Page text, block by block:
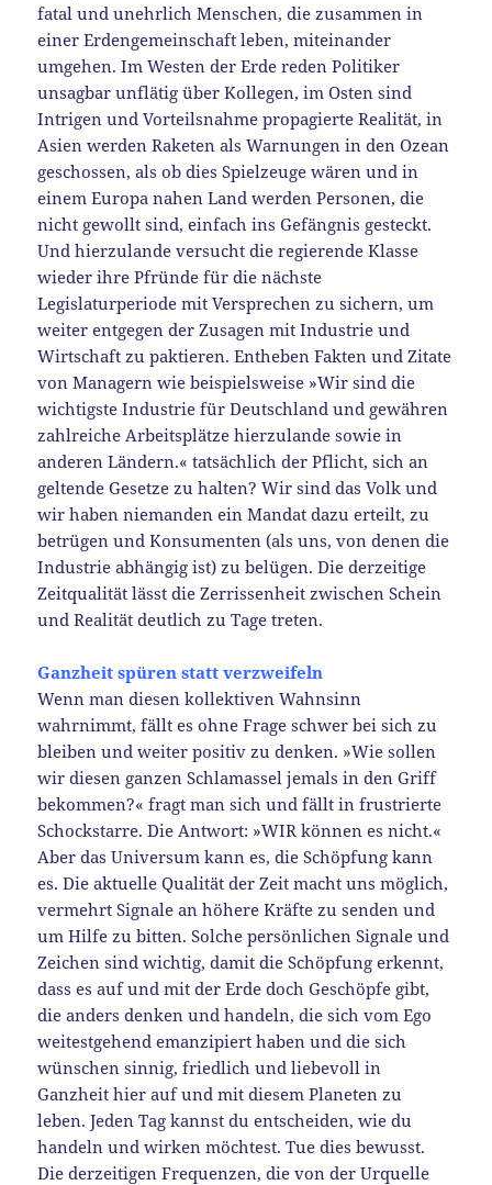
fatal und unehrlich Menschen, die zusammen in
einer Erdengemeinschaft leben, miteinander
umgehen. Im Westen der Erde reden Politiker
unsagbar unflätig über Kollegen, im Osten sind
Intrigen und Vorteilsnahme propagierte Realität, in
Asien werden Raketen als Warnungen in den Ozean
geschossen, als ob dies Spielzeuge wären und in
einem Europa nahen Land werden Personen, die
nicht gewollt sind, einfach ins Gefängnis gesteckt.
Und hierzulande versucht die regierende Klasse
wieder ihre Pfründe für die nächste
Legislaturperiode mit Versprechen zu sichern, um
weiter entgegen der Zusagen mit Industrie und
Wirtschaft zu paktieren. Entheben Fakten und Zitate
von Managern wie beispielsweise »Wir sind die
wichtigste Industrie für Deutschland und gewähren
zahlreiche Arbeitsplätze hierzulande sowie in
anderen Ländern.« tatsächlich der Pflicht, sich an
geltende Gesetze zu halten? Wir sind das Volk und
wir haben niemanden ein Mandat dazu erteilt, zu
betrügen und Konsumenten (als uns, von denen die
Industrie abhängig ist) zu belügen. Die derzeitige
Zeitqualität lässt die Zerrissenheit zwischen Schein
und Realität deutlich zu Tage treten.
Ganzheit spüren statt verzweifeln
Wenn man diesen kollektiven Wahnsinn
wahrnimmt, fällt es ohne Frage schwer bei sich zu
bleiben und weiter positiv zu denken. »Wie sollen
wir diesen ganzen Schlamassel jemals in den Griff
bekommen?« fragt man sich und fällt in frustrierte
Schockstarre. Die Antwort: »WIR können es nicht.«
Aber das Universum kann es, die Schöpfung kann
es. Die aktuelle Qualität der Zeit macht uns möglich,
vermehrt Signale an höhere Kräfte zu senden und
um Hilfe zu bitten. Solche persönlichen Signale und
Zeichen sind wichtig, damit die Schöpfung erkennt,
dass es auf und mit der Erde doch Geschöpfe gibt,
die anders denken und handeln, die sich vom Ego
weitestgehend emanzipiert haben und die sich
wünschen sinnig, friedlich und liebevoll in
Ganzheit hier auf und mit diesem Planeten zu
leben. Jeden Tag kannst du entscheiden, wie du
handeln und wirken möchtest. Tue dies bewusst.
Die derzeitigen Frequenzen, die von der Urquelle